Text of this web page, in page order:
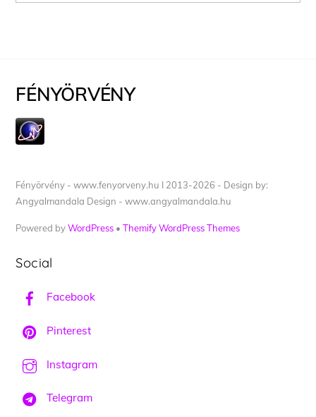
FÉNYÖRVÉNY
Fényörvény - www.fenyorveny.hu I 2013-2026 - Design by:
Angyalmandala Design - www.angyalmandala.hu
Powered byWordPress •Themify WordPress Themes
Social
Facebook
Pinterest
Instagram
Telegram